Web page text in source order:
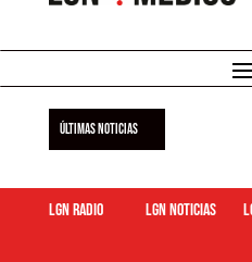
ÚLTIMAS NOTICIAS
LGN Radio LGN Noticias